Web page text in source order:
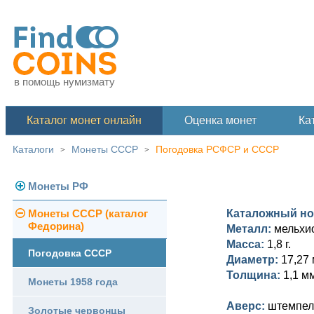
в помощь нумизмату
Каталог монет онлайн Оценка монет
Каталоги > Монеты СССР > Погодовка РСФСР и СССР
Монеты РФ
Современная Россия
Монеты СССР (каталог
Федорина)
Погодовка СССР
Монеты 1958 года
Золотые червонцы
Каталожный
Металл:
Масса: 1,8 г.
Диаметр: 17,27
Толщина: 1,1
Аверс: